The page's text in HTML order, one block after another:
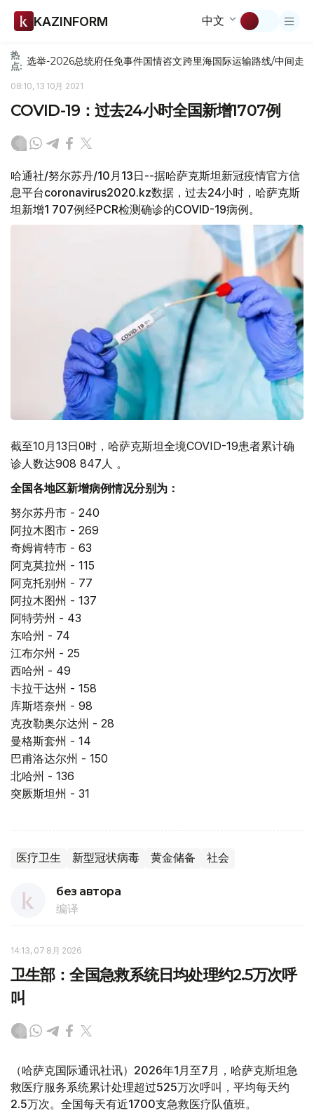
KAZINFORM 中文
热
点: 选举-2026总统府任免事件国情咨文跨里海国际运输路线/中间走廊
08:10, 13 10月 2021
COVID-19：过去24小时全国新增1707例
哈通社/努尔苏丹/10月13日--据哈萨克斯坦新冠疫情官方信
息平台coronavirus2020.kz数据，过去24小时，哈萨克斯
坦新增1 707例经PCR检测确诊的COVID-19病例。
截至10月13日0时，哈萨克斯坦全境COVID-19患者累计确
诊人数达908 847人 。
全国各地区新增病例情况分别为：
努尔苏丹市 - 240
阿拉木图市 - 269
奇姆肯特市 - 63
阿克莫拉州 - 115
阿克托别州 - 77
阿拉木图州 - 137
阿特劳州 - 43
东哈州 - 74
江布尔州 - 25
西哈州 - 49
卡拉干达州 - 158
库斯塔奈州 - 98
克孜勒奥尔达州 - 28
曼格斯套州 - 14
巴甫洛达尔州 - 150
北哈州 - 136
突厥斯坦州 - 31
医疗卫生 新型冠状病毒 黄金储备 社会
без автора
编译
14:13, 07 8月 2026
卫生部：全国急救系统日均处理约2.5万次呼
叫
（哈萨克国际通讯社讯）2026年1月至7月，哈萨克斯坦急
救医疗服务系统累计处理超过525万次呼叫，平均每天约
2.5万次。全国每天有近1700支急救医疗队值班。